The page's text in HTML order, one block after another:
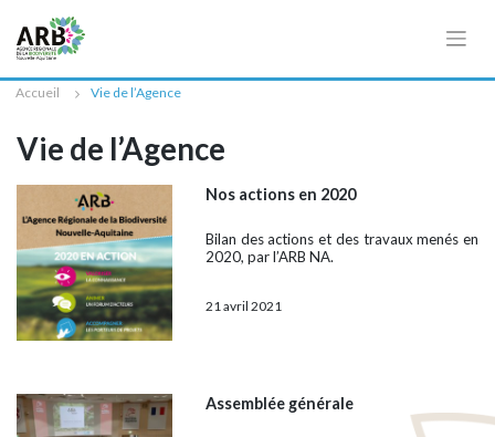
Accueil Vie de l’Agence
Vie de l’Agence
Nos actions en 2020
Bilan des actions et des travaux menés en
2020, par l’ARB NA.
21 avril 2021
Assemblée générale